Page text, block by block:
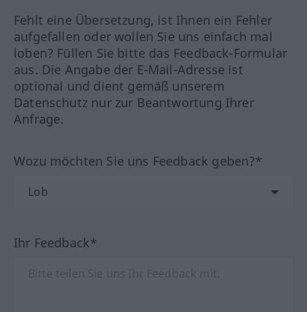
Fehlt eine Übersetzung, ist Ihnen ein Fehler
aufgefallen oder wollen Sie uns einfach mal
loben? Füllen Sie bitte das Feedback-Formular
aus. Die Angabe der E-Mail-Adresse ist
optional und dient gemäß unserem
Datenschutz nur zur Beantwortung Ihrer
Anfrage.
Wozu möchten Sie uns Feedback geben?*
Ihr Feedback*